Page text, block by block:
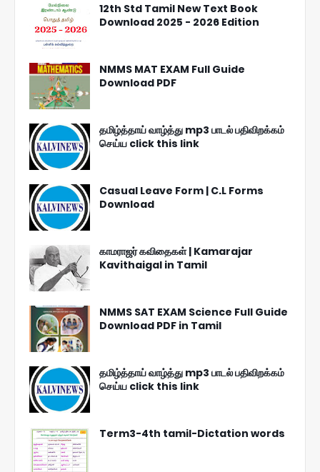
12th Std Tamil New Text Book
Download 2025 - 2026 Edition
NMMS MAT EXAM Full Guide
Download PDF
தமிழ்த்தாய் வாழ்த்து mp3 பாடல் பதிவிறக்கம்
செய்ய click this link
Casual Leave Form | C.L Forms
Download
காமராஜர் கவிதைகள் | Kamarajar
Kavithaigal in Tamil
NMMS SAT EXAM Science Full Guide
Download PDF in Tamil
தமிழ்த்தாய் வாழ்த்து mp3 பாடல் பதிவிறக்கம்
செய்ய click this link
Term3-4th tamil-Dictation words